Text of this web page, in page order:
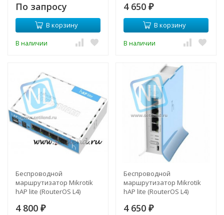
По запросу
В корзину
В наличии
4 650 ₽
В корзину
В наличии
Беспроводной
маршрутизатор Mikrotik
hAP lite (RouterOS L4)
4 800 ₽
Беспроводной
маршрутизатор Mikrotik
hAP lite (RouterOS L4)
4 650 ₽